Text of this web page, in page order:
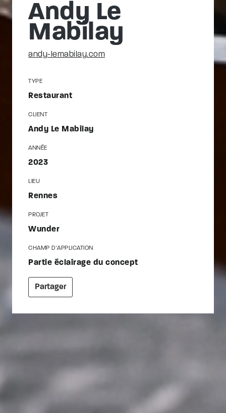
Andy Le
Mabilay
andy-lemabilay.com
TYPE
Restaurant
CLIENT
Andy Le Mabilay
ANNÉE
2023
LIEU
Rennes
PROJET
Wunder
CHAMP D'APPLICATION
Partie éclairage du concept
Partager